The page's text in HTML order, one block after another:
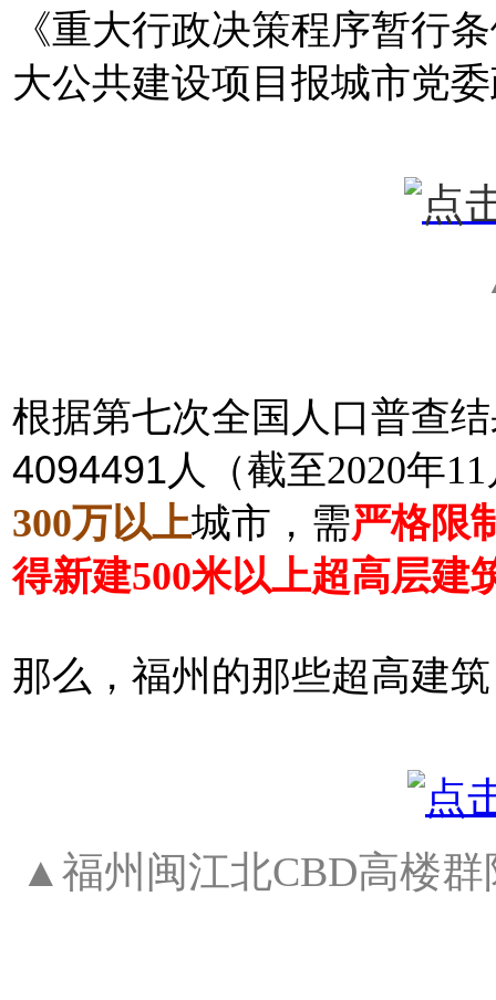
《重大行政决策程序暂行
大公共建设项目报城市党
根据第七次全国人口普查
4094491人
（截至2020年
300万以上城市，需严格限
得新建500米以上超高层建
那么，福州的那些超高建
▲福州闽江北CBD高楼